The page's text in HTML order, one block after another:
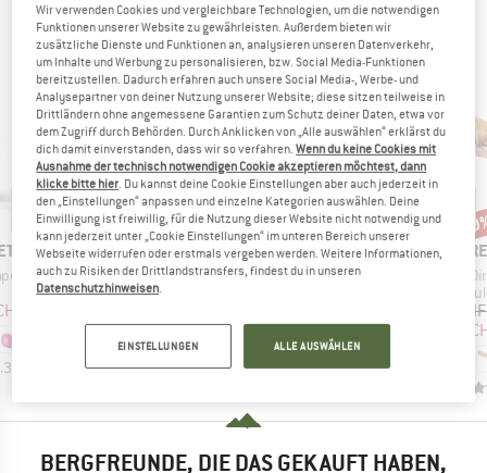
ANDERE BERGFREUNDE SCHAUTEN SICH AUCH
AN
Preis
5.22
MARKE
BLACK DIAMOND
Artikel
Loose White Gold
Produktgruppe
Chalk
CHF 10.76
Rabatt
10%
MARKE
BLACK DIAMOND
Artikel
Mondito
4.9(7)
Rabatt
10%
BERGFREUNDE, DIE DAS GEKAUFT HABEN,
Wir verwenden Cookies und vergleichbare Technologien, um die notwendigen
Funktionen unserer Website zu gewährleisten. Außerdem bieten wir
zusätzliche Dienste und Funktionen an, analysieren unseren Datenverkehr,
um Inhalte und Werbung zu personalisieren, bzw. Social Media-Funktionen
bereitzustellen. Dadurch erfahren auch unsere Social Media-, Werbe- und
Analysepartner von deiner Nutzung unserer Website; diese sitzen teilweise in
Drittländern ohne angemessene Garantien zum Schutz deiner Daten, etwa vor
dem Zugriff durch Behörden. Durch Anklicken von „Alle auswählen“ erklärst du
dich damit einverstanden, dass wir so verfahren.Wenn du keine Cookies mit
Ausnahme der technisch notwendigen Cookie akzeptieren möchtest, dann
klicke bitte hier . Du kannst deine Cookie Einstellungen aber auch jederzeit in
den „Einstellungen“ anpassen und einzelne Kategorien auswählen. Deine
Einwilligung ist freiwillig, für die Nutzung dieser Website nicht notwendig und
kann jederzeit unter „Cookie Einstellungen“ im unteren Bereich unserer
Webseite widerrufen oder erstmals vergeben werden. Weitere Informationen,
auch zu Risiken der Drittlandstransfers, findest du in unseren
Datenschutzhinweisen
EINSTELLUNGEN ALLE AUSWÄHLEN